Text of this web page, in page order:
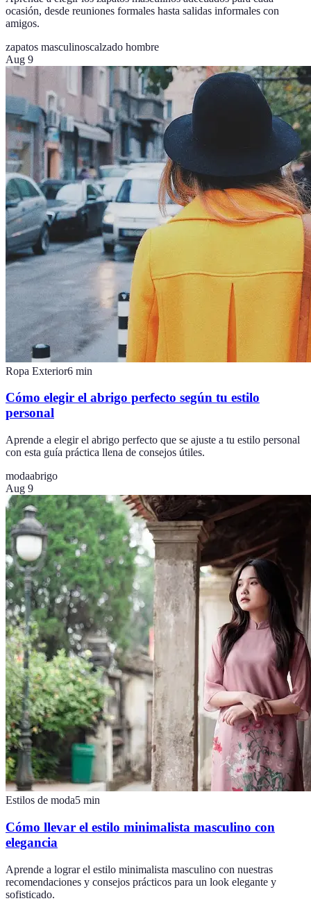
ocasión, desde reuniones formales hasta salidas informales con
amigos.
zapatos masculinoscalzado hombre
Aug 9
Ropa Exterior6 min
Cómo elegir el abrigo perfecto según tu estilo
personal
Aprende a elegir el abrigo perfecto que se ajuste a tu estilo personal
con esta guía práctica llena de consejos útiles.
modaabrigo
Aug 9
Estilos de moda5 min
Cómo llevar el estilo minimalista masculino con
elegancia
Aprende a lograr el estilo minimalista masculino con nuestras
recomendaciones y consejos prácticos para un look elegante y
sofisticado.